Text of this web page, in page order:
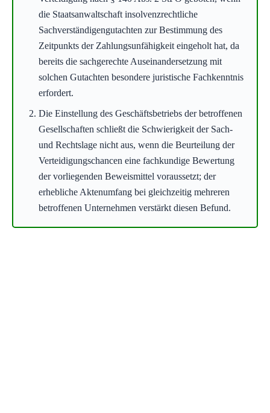
die Staatsanwaltschaft insolvenzrechtliche
Sachverständigengutachten zur Bestimmung des
Zeitpunkts der Zahlungsunfähigkeit eingeholt hat, da
bereits die sachgerechte Auseinandersetzung mit
solchen Gutachten besondere juristische Fachkenntnis
erfordert.
Die Einstellung des Geschäftsbetriebs der betroffenen
Gesellschaften schließt die Schwierigkeit der Sach-
und Rechtslage nicht aus, wenn die Beurteilung der
Verteidigungschancen eine fachkundige Bewertung
der vorliegenden Beweismittel voraussetzt; der
erhebliche Aktenumfang bei gleichzeitig mehreren
betroffenen Unternehmen verstärkt diesen Befund.